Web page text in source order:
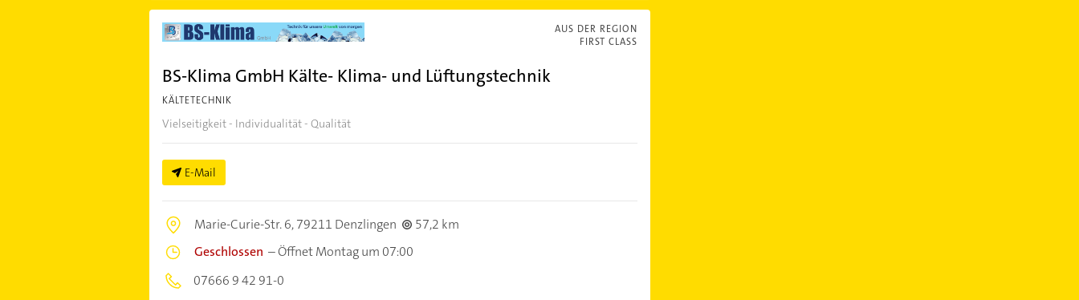
AUS DER REGION
FIRST CLASS
BS-Klima GmbH Kälte- Klima- und Lüftungstechnik
KÄLTETECHNIK
Vielseitigkeit - Individualität - Qualität
E-Mail
Marie-Curie-Str. 6,79211 Denzlingen
57,2 km
Geschlossen –Öffnet Montag um 07:00
07666 9 42 91-0